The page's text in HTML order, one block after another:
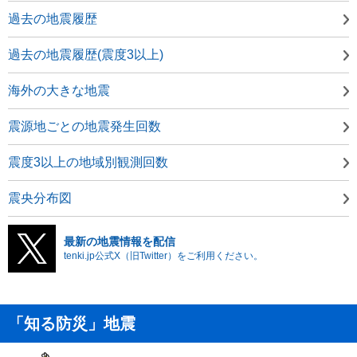
過去の地震履歴
過去の地震履歴(震度3以上)
海外の大きな地震
震源地ごとの地震発生回数
震度3以上の地域別観測回数
震央分布図
最新の地震情報を配信
tenki.jp公式X（旧Twitter）をご利用ください。
「知る防災」地震